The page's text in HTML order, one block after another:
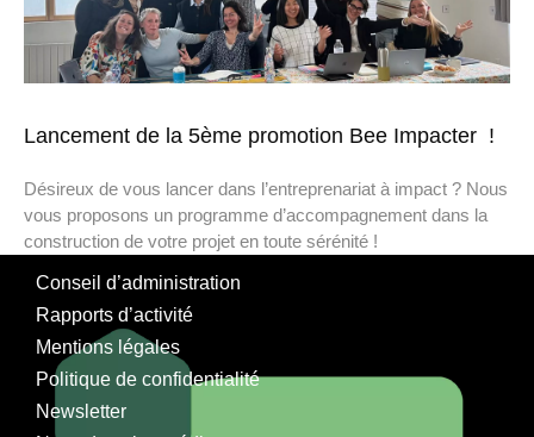
Lancement de la 5ème promotion Bee Impacter !
Désireux de vous lancer dans l’entreprenariat à impact ? Nous
vous proposons un programme d’accompagnement dans la
construction de votre projet en toute sérénité !
Conseil d’administration
Rapports d’activité
Mentions légales
Politique de confidentialité
Newsletter